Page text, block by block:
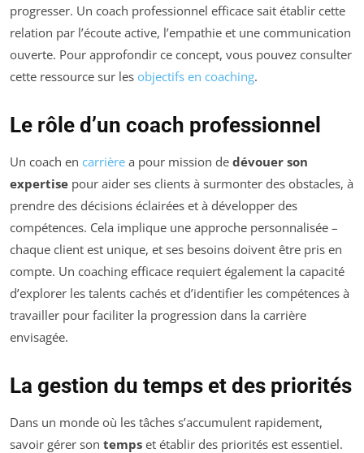
progresser. Un coach professionnel efficace sait établir cette
relation par l’écoute active, l’empathie et une communication
ouverte. Pour approfondir ce concept, vous pouvez consulter
cette ressource sur les objectifs en coaching.
Le rôle d’un coach professionnel
Un coach en carrière a pour mission de dévouer son
expertise pour aider ses clients à surmonter des obstacles, à
prendre des décisions éclairées et à développer des
compétences. Cela implique une approche personnalisée –
chaque client est unique, et ses besoins doivent être pris en
compte. Un coaching efficace requiert également la capacité
d’explorer les talents cachés et d’identifier les compétences à
travailler pour faciliter la progression dans la carrière
envisagée.
La gestion du temps et des priorités
Dans un monde où les tâches s’accumulent rapidement,
savoir gérer son temps et établir des priorités est essentiel.